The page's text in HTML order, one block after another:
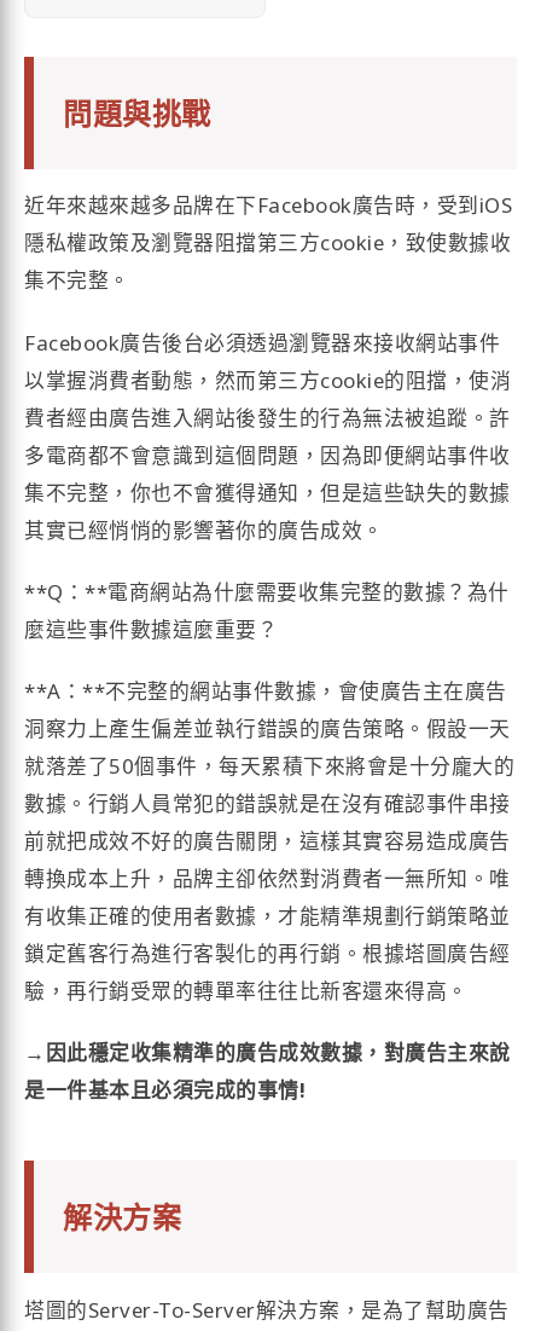
問題與挑戰
近年來越來越多品牌在下Facebook廣告時，受到iOS
隱私權政策及瀏覽器阻擋第三方cookie，致使數據收
集不完整。
Facebook廣告後台必須透過瀏覽器來接收網站事件
以掌握消費者動態，然而第三方cookie的阻擋，使消
費者經由廣告進入網站後發生的行為無法被追蹤。許
多電商都不會意識到這個問題，因為即便網站事件收
集不完整，你也不會獲得通知，但是這些缺失的數據
其實已經悄悄的影響著你的廣告成效。
**Q：**電商網站為什麼需要收集完整的數據？為什
麼這些事件數據這麼重要？
**A：**不完整的網站事件數據，會使廣告主在廣告
洞察力上產生偏差並執行錯誤的廣告策略。假設一天
就落差了50個事件，每天累積下來將會是十分龐大的
數據。行銷人員常犯的錯誤就是在沒有確認事件串接
前就把成效不好的廣告關閉，這樣其實容易造成廣告
轉換成本上升，品牌主卻依然對消費者一無所知。唯
有收集正確的使用者數據，才能精準規劃行銷策略並
鎖定舊客行為進行客製化的再行銷。根據塔圖廣告經
驗，再行銷受眾的轉單率往往比新客還來得高。
→因此穩定收集精準的廣告成效數據，對廣告主來說
是一件基本且必須完成的事情!
解決方案
塔圖的Server-To-Server解決方案，是為了幫助廣告